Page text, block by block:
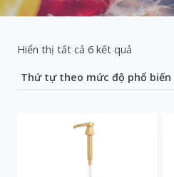
Hiển thị tất cả 6 kết quả